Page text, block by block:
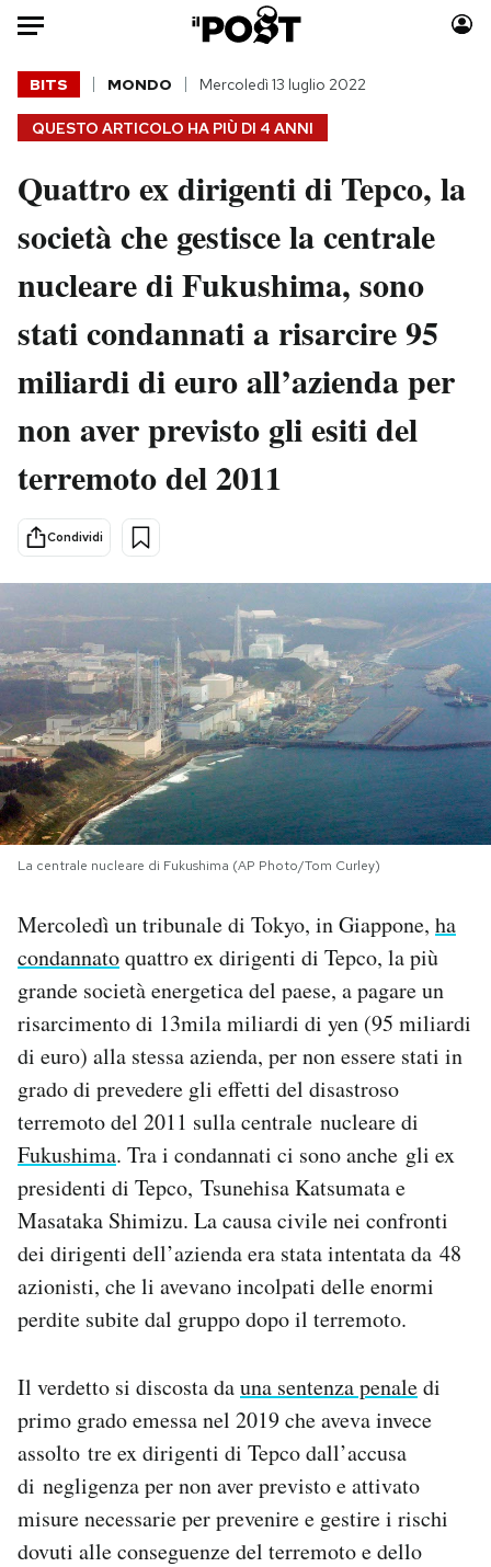
Auto
HOME
Italia
Politica
Tecnologia
Scienza
Cultura
Sport
Moda
Consumismi
Storie/Idee
Media
Europa
Mondiali calcio 2026
PODCAST
NEWSLETTER
I MIEI PREFERITI
SHOP
CALENDARIO
Newsletter
Notifiche mobile
Regala il Post
Hai bisogno di aiuto?
Esci
QUESTO ARTICOLO HA PIÙ DI 4 ANNI
BITS MONDO Mercoledì 13 luglio 2022
Quattro ex dirigenti di Tepco, la
società che gestisce la centrale
nucleare di Fukushima, sono
stati condannati a risarcire 95
miliardi di euro all’azienda per
non aver previsto gli esiti del
terremoto del 2011
Condividi
La centrale nucleare di Fukushima (AP Photo/Tom Curley)
Mercoledì un tribunale di Tokyo, in Giappone, ha
condannatoquattro ex dirigenti di Tepco, la più
grande società energetica del paese, a pagare un
risarcimento di 13mila miliardi di yen (95 miliardi
di euro) alla stessa azienda, per non essere stati in
grado di prevedere gli effetti del disastroso
terremoto del 2011 sulla centrale nucleare di
Fukushima. Tra i condannati ci sono anche gli ex
presidenti di Tepco, Tsunehisa Katsumata e
Masataka Shimizu. La causa civile nei confronti
dei dirigenti dell’azienda era stata intentata da 48
azionisti, che li avevano incolpati delle enormi
perdite subite dal gruppo dopo il terremoto.
Il verdetto si discosta dauna sentenza penaledi
primo grado emessa nel 2019 che aveva invece
assolto tre ex dirigenti di Tepco dall’accusa
di negligenza per non aver previsto e attivato
misure necessarie per prevenire e gestire i rischi
dovuti alle conseguenze del terremoto e dello